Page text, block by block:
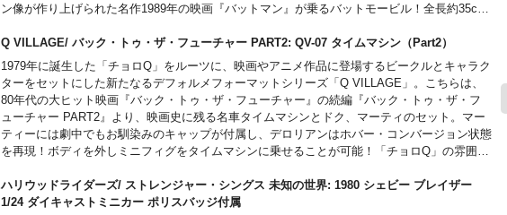
ン像が作り上げられた名作1989年の映画『バットマン』が乗るバットモービル！全長約35cm
上げた、ファンにはたまらないアイテムとなっています。
※パッケージは輸送用となりますため、パッケージに多少の傷やダメージがある場合もござい
ます。
※スーパー7…
レトロポップな雰囲気が新たなるブームの予感を漂わせる3.75インチフィギュアシリーズ
「リ・アクション」を手掛ける、今注目したいメーカーの一つ「スーパー7」。オールドフィ
ギュアの風合いをあえて残し、初立体化を含む様々なライセンスアイテムを現代に蘇らせてい
る。まさにセンスの光る"今"注目のメーカー。
Q VILLAGE/ バック・トゥ・ザ・フューチャー PART2: QV-07 タイムマシン（Part2）
1979年に誕生した「チョロQ」をルーツに、映画やアニメ作品に登場するビークルとキャラク
ターをセットにした新たなるデフォルメフォーマットシリーズ「Q VILLAGE」。こちらは、
80年代の大ヒット映画『バック・トゥ・ザ・フューチャー』の続編『バック・トゥ・ザ・フ
ューチャー PART2』より、映画史に残る名車タイムマシンとドク、マーティのセット。マー
ティーには劇中でもお馴染みのキャップが付属し、デロリアンはホバー・コンバージョン状態
を再現！ボディを外しミニフィグをタイムマシンに乗せることが可能！「チョロQ」の雰囲気
ハリウッドライダーズ/ ストレンジャー・シングス 未知の世界: 1980 シェビー ブレイザー
1/24 ダイキャストミニカー ポリスバッジ付属